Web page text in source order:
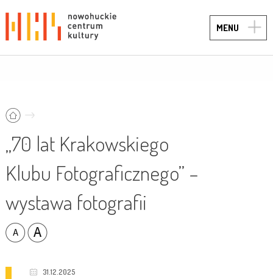
MENU
„70 lat Krakowskiego
Klubu Fotograficznego” –
wystawa fotografii
31.12.2025